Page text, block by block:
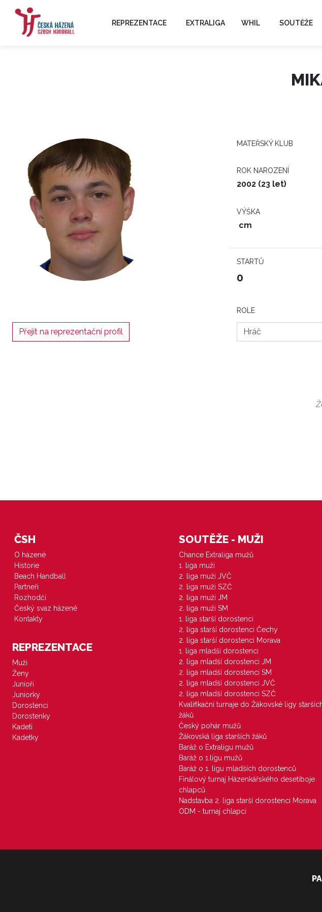
REPREZENTACE EXTRALIGA WHIL SOUTĚŽE
MATEŘSKÝ KLUB
ROK NAROZENÍ
2002 (23 let)
VÝŠKA
cm
STARTŮ
0
Přejít na reprezentační profil
ROLE
ČSH
O házené
Historie
Beach Handball
Partneři
Rozhodčí
Český svaz házené
Kontakty
REPREZENTACE
Muži
Ženy
Junioři
Juniorky
Dorostenci
Dorostenky
Kadeti
Kadetky
SOUTĚŽE - MUŽI
Chance Extraliga mužů
1. liga muži
2. liga muži JVČ
2. liga muži SZČ
2. liga muži JM
2. liga muži SM
1. liga starší dorostenci
2. liga starší dorostenci Čechy
2. liga starší dorostenci Morava
1. liga mladší dorostenci
2. liga mladší dorostenci JM
2. liga mladší dorostenci SM
2. liga mladší dorostenci JVČ
2. liga mladší dorostenci SZČ
Kvalifikační turnaje do Žákovské ligy
žáků
Český pohár mužů
Žákovská liga starších žáků
Baráž o Extraligu mužů
Baráž o 1.ligu mužů
Baráž o 1. ligu mladších dorostenců
Finálový turnaj Házenkářského desetiboje
chlapců
Nadstavba 2. liga starší dorostenci Morava
ODM - turnaj chlapci